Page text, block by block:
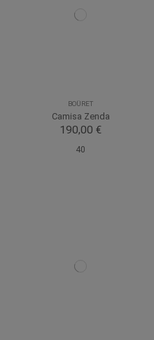
BOÜRET
Camisa Zenda
190,00 €
40